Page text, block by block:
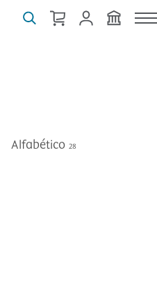
Alfabético 28